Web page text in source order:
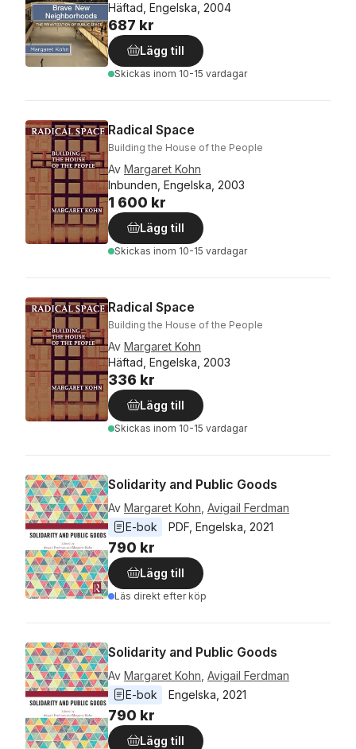
Häftad, Engelska, 2004
687 kr
Lägg till
Skickas inom 10-15 vardagar
Radical Space
Building the House of the People
Av Margaret Kohn
Inbunden, Engelska, 2003
1 600 kr
Lägg till
Skickas inom 10-15 vardagar
Radical Space
Building the House of the People
Av Margaret Kohn
Häftad, Engelska, 2003
336 kr
Lägg till
Skickas inom 10-15 vardagar
Solidarity and Public Goods
Av Margaret Kohn Avigail Ferdman
E-bok
PDF Engelska 2021
790 kr
Lägg till
Läs direkt efter köp
Solidarity and Public Goods
Av Margaret Kohn Avigail Ferdman
E-bok
Engelska 2021
790 kr
Lägg till